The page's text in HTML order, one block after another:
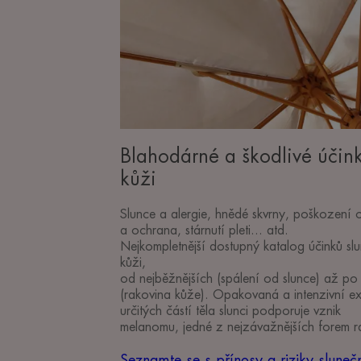
Blahodárné a škodlivé
kůži
Slunce a alergie, hnědé skvrny, poškození
a ochrana, stárnutí pleti... atd.
Nejkompletnější dostupný katalog účinků
kůži,
od nejběžnějších (spálení od slunce) až po
(rakovina kůže). Opakovaná a intenzivní
určitých částí těla slunci podporuje vznik
melanomu, jedné z nejzávažnějších forem